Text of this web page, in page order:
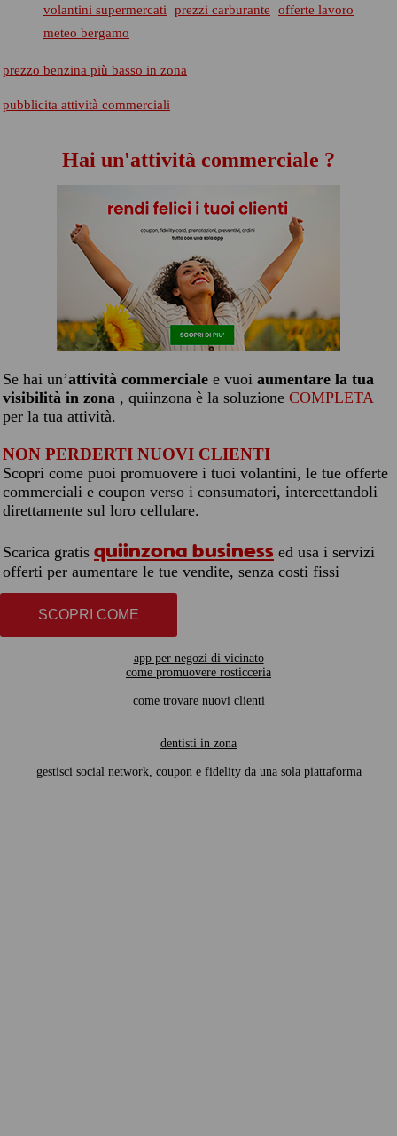
volantini supermercati prezzi carburante
offerte lavoro
meteo bergamo
prezzo benzina più basso in zona
pubblicita attività commerciali
Hai un'attività commerciale ?
Se hai un’attività commerciale e vuoi aumentare la tua
visibilità in zona , quiinzona è la soluzione COMPLETA
per la tua attività.
NON PERDERTI NUOVI CLIENTI
Scopri come puoi promuovere i tuoi volantini, le tue offerte
commerciali e coupon verso i consumatori, intercettandoli
direttamente sul loro cellulare.
Scarica gratis quiinzona business ed usa i servizi
offerti per aumentare le tue vendite, senza costi fissi
SCOPRI COME
app per negozi di vicinato
come promuovere rosticceria
come trovare nuovi clienti
dentisti in zona
gestisci social network, coupon e fidelity da una sola piattaforma